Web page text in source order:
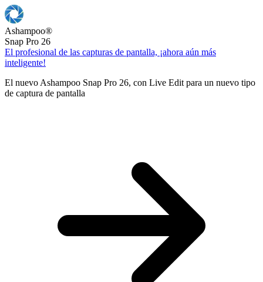
Ashampoo®
Snap Pro 26
El profesional de las capturas de pantalla, ¡ahora aún más
inteligente!
El nuevo Ashampoo Snap Pro 26, con Live Edit para un nuevo tipo
de captura de pantalla